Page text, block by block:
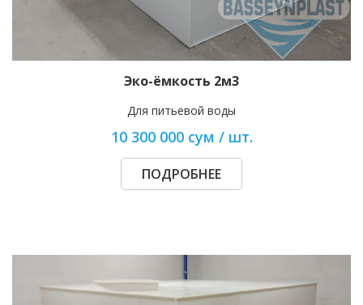
Эко-ёмкость 2м3
Для питьевой воды
10 300 000 сум / шт.
ПОДРОБНЕЕ